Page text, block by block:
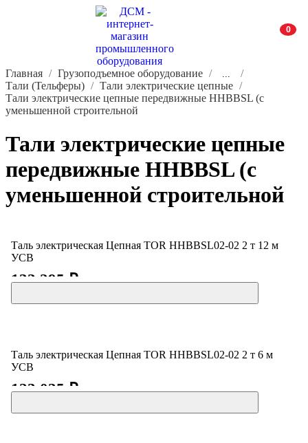
0
Главная Грузоподъемное оборудование ...
Тали (Тельферы)
Тали электрические цепные
Тали электрические цепные передвижные HHBBSL (с
уменьшенной строительной
Тали электрические цепные
передвижные HHBBSL (с
уменьшенной строительной
Таль электрическая Цепная TOR HHBBSL02-02 2 т 12 м
УСВ
133 295 ₽
Таль электрическая Цепная TOR HHBBSL02-02 2 т 6 м
УСВ
123 035 ₽